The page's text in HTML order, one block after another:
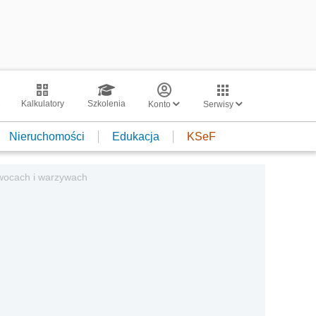
Kalkulatory Szkolenia Konto Serwisy
Nieruchomości Edukacja KSeF
i warzywach